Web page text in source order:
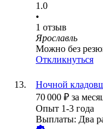
1.0
•
1 отзыв
Ярославль
Можно без
Откликнуться
Ночной
70 000 ₽ за
Опыт 1-3 года
Выплаты: Два